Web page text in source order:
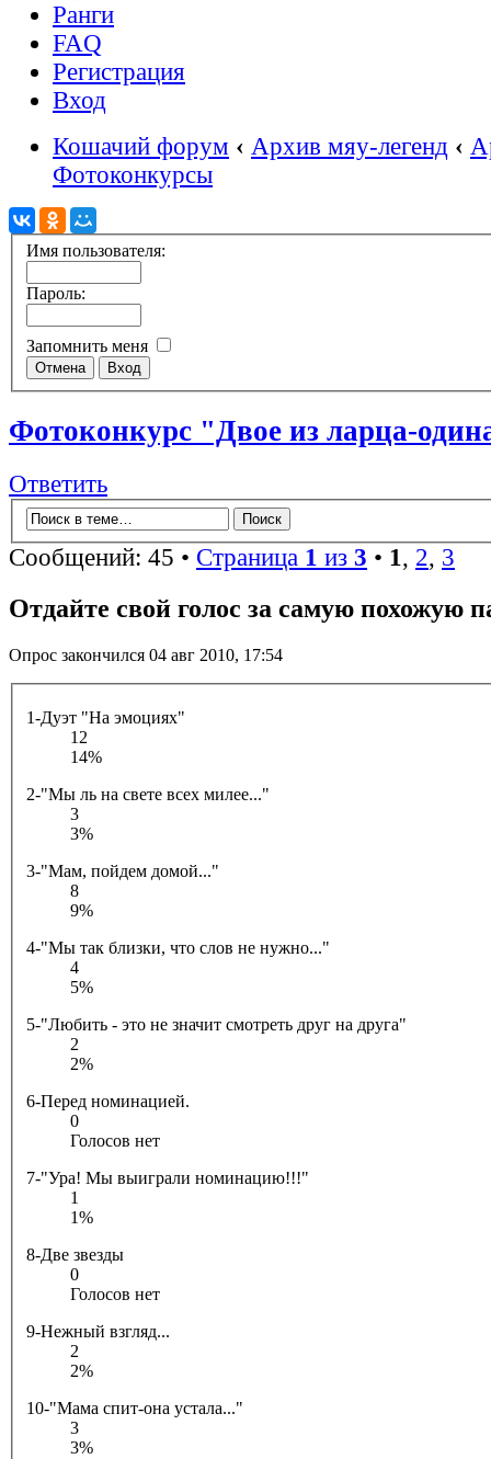
Ранги
FAQ
Регистрация
Вход
Кошачий форум ‹ Архив мяу-легенд ‹
Фотоконкурсы
Имя пользователя:
Пароль:
Запомнить меня
Фотоконкурс "Двое из ларца-
Ответить
Сообщений: 45 • Страница 1 из 3 • 1, 2, 3
Отдайте свой голос за самую похожую
Опрос закончился 04 авг 2010, 17:54
1-Дуэт "На эмоциях"
12
14%
2-"Мы ль на свете всех милее..."
3
3%
3-"Мам, пойдем домой..."
8
9%
4-"Мы так близки, что слов не нужно..."
4
5%
5-"Любить - это не значит смотреть друг на друга"
2
2%
6-Перед номинацией.
0
Голосов нет
7-"Ура! Мы выиграли номинацию!!!"
1
1%
8-Две звезды
0
Голосов нет
9-Нежный взгляд...
2
2%
10-"Мама спит-она устала..."
3
3%